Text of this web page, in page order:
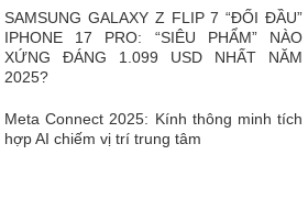
SAMSUNG GALAXY Z FLIP 7 “ĐỐI ĐẦU”
IPHONE 17 PRO: “SIÊU PHẨM” NÀO
XỨNG ĐÁNG 1.099 USD NHẤT NĂM
2025?
Meta Connect 2025: Kính thông minh tích
hợp AI chiếm vị trí trung tâm